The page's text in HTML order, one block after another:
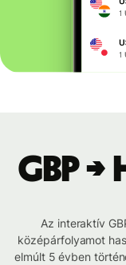
GBP
Az interaktív
középárfolyamot
elmúlt 5 évben